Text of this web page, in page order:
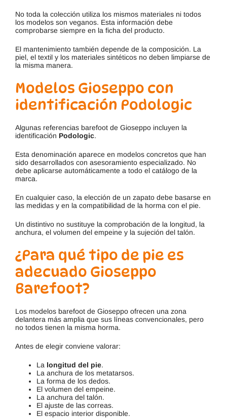
No toda la colección utiliza los mismos materiales ni todos
los modelos son veganos. Esta información debe
comprobarse siempre en la ficha del producto.
El mantenimiento también depende de la composición. La
piel, el textil y los materiales sintéticos no deben limpiarse de
la misma manera.
Modelos Gioseppo con
identificación Podologic
Algunas referencias barefoot de Gioseppo incluyen la
identificación Podologic.
Esta denominación aparece en modelos concretos que han
sido desarrollados con asesoramiento especializado. No
debe aplicarse automáticamente a todo el catálogo de la
marca.
En cualquier caso, la elección de un zapato debe basarse en
las medidas y en la compatibilidad de la horma con el pie.
Un distintivo no sustituye la comprobación de la longitud, la
anchura, el volumen del empeine y la sujeción del talón.
¿Para qué tipo de pie es
adecuado Gioseppo
Barefoot?
Los modelos barefoot de Gioseppo ofrecen una zona
delantera más amplia que sus líneas convencionales, pero
no todos tienen la misma horma.
Antes de elegir conviene valorar:
La longitud del pie.
La anchura de los metatarsos.
La forma de los dedos.
El volumen del empeine.
La anchura del talón.
El ajuste de las correas.
El espacio interior disponible.